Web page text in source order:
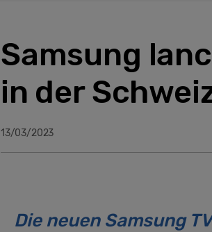
Samsung
in der
13/03/2023
Die neuen Samsung